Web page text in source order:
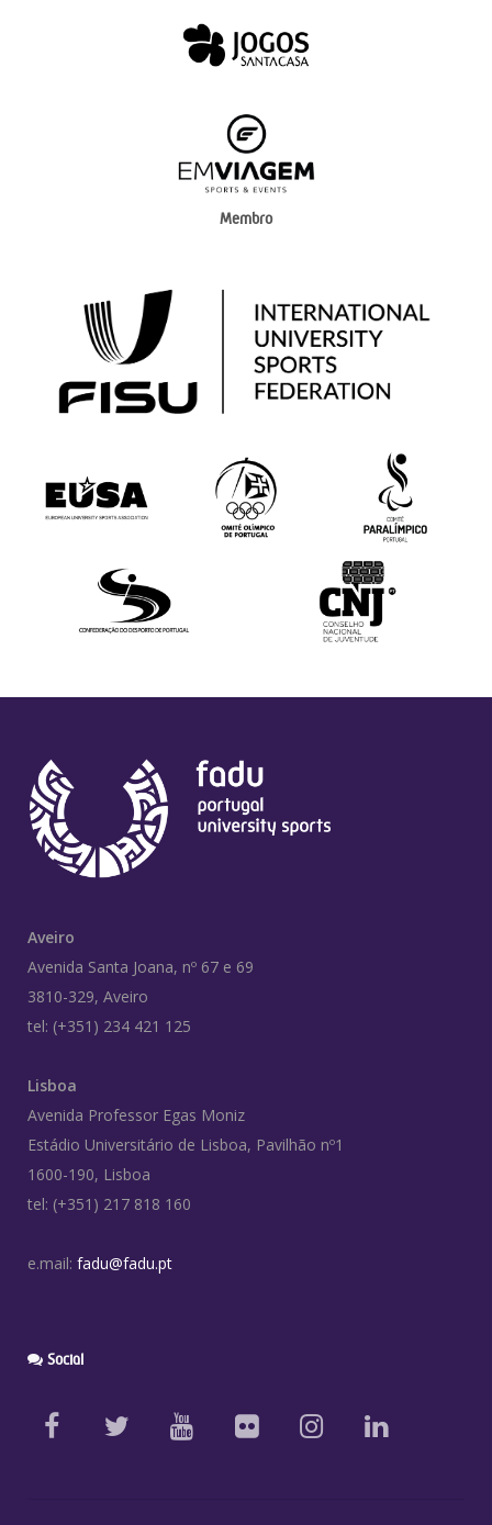
Membro
Aveiro
Avenida Santa Joana, nº 67 e 69
3810-329, Aveiro
tel: (+351) 234 421 125
Lisboa
Avenida Professor Egas Moniz
Estádio Universitário de Lisboa, Pavilhão nº1
1600-190, Lisboa
tel: (+351) 217 818 160
e.mail: fadu@fadu.pt
Social